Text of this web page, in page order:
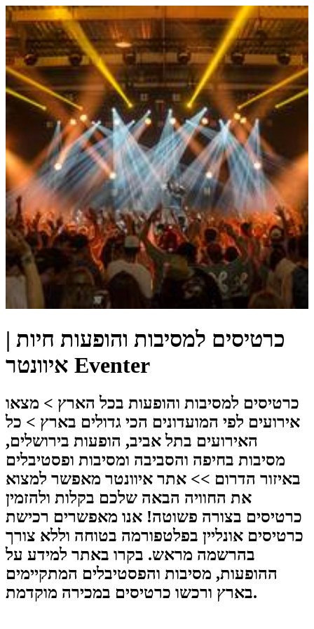
כרטיסים למסיבות והופעות חיות |
איוונטר Eventer
כרטיסים למסיבות והופעות בכל הארץ > מצאו
אירועים לפי המועדונים הכי גדולים בארץ > כל
האירועים בתל אביב, הופעות בירושלים,
מסיבות בחיפה והסביבה ומסיבות ופסטיבלים
באיזור הדרום >> אתר איוונטר מאפשר למצוא
את החוויה הבאה שלכם בקלות ולהזמין
כרטיסים בצורה פשוטה! אנו מאפשרים רכישת
כרטיסים אונליין בפלטפורמה בטוחה וללא צורך
בהרשמה מראש. בקרו באתר למידע על
ההופעות, מסיבות והפסטיבלים המתקיימים
בארץ ורכשו כרטיסים במכירה מוקדמת.